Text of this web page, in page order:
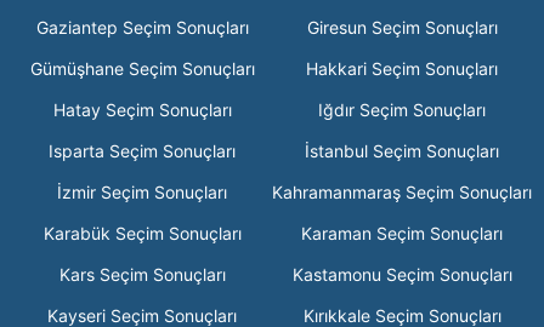
Gaziantep Seçim Sonuçları
Giresun Seçim Sonuçları
Gümüşhane Seçim Sonuçları
Hakkari Seçim Sonuçları
Hatay Seçim Sonuçları
Iğdır Seçim Sonuçları
Isparta Seçim Sonuçları
İstanbul Seçim Sonuçları
İzmir Seçim Sonuçları
Kahramanmaraş Seçim Sonuçları
Karabük Seçim Sonuçları
Karaman Seçim Sonuçları
Kars Seçim Sonuçları
Kastamonu Seçim Sonuçları
Kayseri Seçim Sonuçları
Kırıkkale Seçim Sonuçları